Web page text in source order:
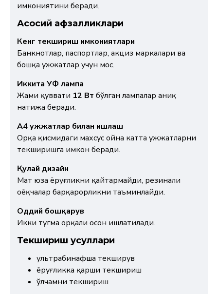
имкониятини беради.
Асосий афзалликлари
Кенг текшириш имкониятлари
Банкнотлар, паспортлар, акциз маркалари ва
бошқа ҳужжатлар учун мос.
Иккита УФ лампа
Жами қуввати 12 Вт бўлган лампалар аниқ
натижа беради.
A4 ҳужжатлар билан ишлаш
Орқа қисмидаги махсус ойна катта ҳужжатларни
текширишга имкон беради.
Қулай дизайн
Мат юза ёруғликни қайтармайди, резинали
оёқчалар барқарорликни таъминлайди.
Оддий бошқарув
Икки тугма орқали осон ишлатилади.
Текшириш усуллари
ультрабинафша текширув
ёруғликка қарши текшириш
ўлчамни текшириш